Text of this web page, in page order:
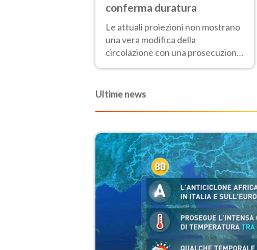
conferma duratura
Le attuali proiezioni non mostrano
una vera modifica della
circolazione con una prosecuzione
Ferragosto
Ultime news